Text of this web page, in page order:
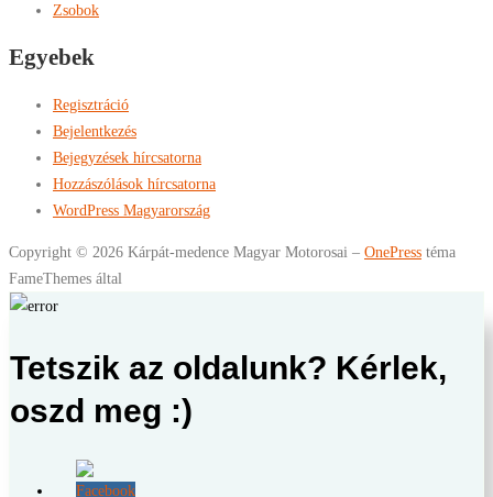
Zsobok
Egyebek
Regisztráció
Bejelentkezés
Bejegyzések hírcsatorna
Hozzászólások hírcsatorna
WordPress Magyarország
Copyright © 2026 Kárpát-medence Magyar Motorosai – OnePress téma
FameThemes által
Tetszik az oldalunk? Kérlek,
oszd meg :)